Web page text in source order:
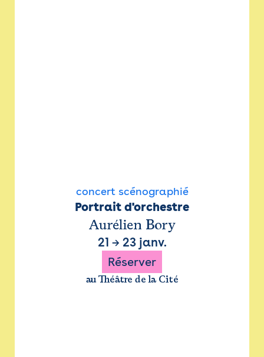
concert scénographié
Portrait d'orchestre
Aurélien Bory
21 → 23 janv.
Réserver
au Théâtre de la Cité